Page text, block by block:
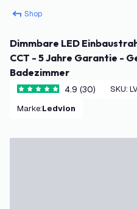
Shop
Dimmbare LED Einbaustrahler Schwarz - IP65 - 5W -
CCT - 5 Jahre Garantie -
Badezimmer
4.9 Bewertungssterne
4.9 (30) SKU:
Marke: Ledvion